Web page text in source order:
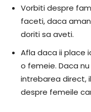
Vorbiti despre
faceti, daca
doriti sa aveti.
Afla daca ii place
o femeie. Daca
intrebarea direct,
despre femeile